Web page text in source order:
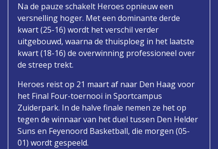
Na de pauze schakelt Heroes opnieuw een
versnelling hoger. Met een dominante derde
kwart (25-16) wordt het verschil verder
uitgebouwd, waarna de thuisploeg in het laatste
kwart (18-16) de overwinning professioneel over
de streep trekt.
Heroes reist op 21 maart af naar Den Haag voor
het Final Four-toernooi in Sportcampus
Zuiderpark. In de halve finale nemen ze het op
tegen de winnaar van het duel tussen Den Helder
Suns en Feyenoord Basketball, die morgen (05-
01) wordt gespeeld.